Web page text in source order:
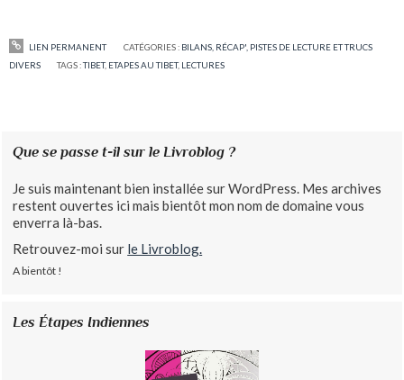
LIEN PERMANENT CATÉGORIES : BILANS, RÉCAP', PISTES DE LECTURE ET TRUCS
DIVERS
TAGS :TIBET, ETAPES AU TIBET, LECTURES
Que se passe t-il sur le Livroblog ?
Je suis maintenant bien installée sur WordPress. Mes archives
restent ouvertes ici mais bientôt mon nom de domaine vous
enverra là-bas.
Retrouvez-moi sur le Livroblog.
A bientôt !
Les Étapes Indiennes